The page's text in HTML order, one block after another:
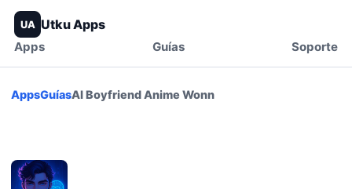
UA Utku Apps
Apps Guías Soporte
AppsGuíasAI Boyfriend Anime Wonn